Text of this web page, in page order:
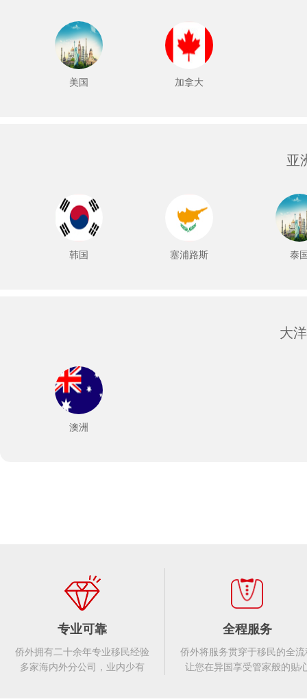
美国 加拿大
亚
韩国 塞浦路斯 泰
大
澳洲
专业可靠
侨外拥有二十余年专业移民经验
多家海内外分公司，业内少有
全程服务
侨外将服务贯穿于移民的全流
让您在异国享受管家般的贴